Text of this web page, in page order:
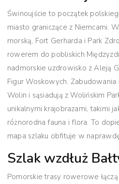
Świnoujście to początek
miasto graniczące z Niemcami.
morską, Fort Gerharda i Park
rowerem do pobliskich
nadmorskie uzdrowisko z Aleją
Figur Woskowych. Zabudowania
Wolin i sąsiadują z Wolińskim
unikalnymi krajobrazami, takimi
różnorodna fauna i flora. To
mapa szlaku obfituje w
Szlak wzdłuż
Pomorskie trasy rowerowe